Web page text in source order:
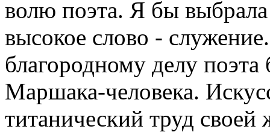
волю поэта. Я бы выбрала
высокое слово -
благородному делу
Маршака-человека.
титанический труд своей